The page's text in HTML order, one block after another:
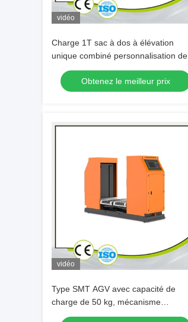
vidéo
Charge 1T sac à dos à élévation
unique combiné personnalisation de
chariot industriel AGV
Obtenez le meilleur prix
vidéo
Type SMT AGV avec capacité de
charge de 50 kg, mécanisme
d'entraînement des roues et guidage